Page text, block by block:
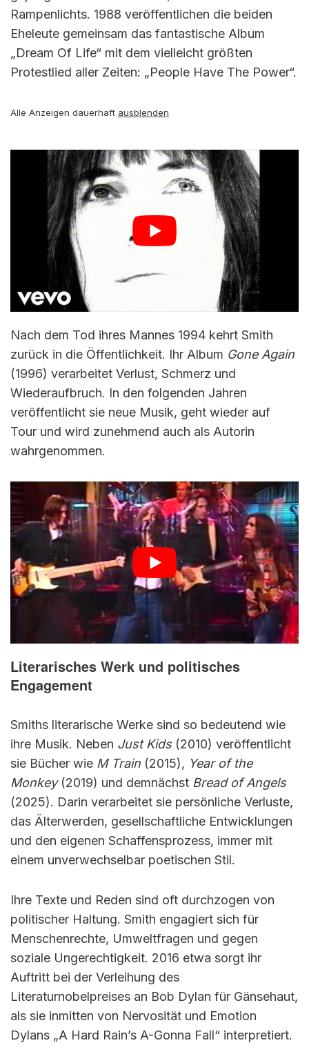
Rampenlichts. 1988 veröffentlichen die beiden
Eheleute gemeinsam das fantastische Album
„Dream Of Life“ mit dem vielleicht größten
Protestlied aller Zeiten: „People Have The Power“.
Alle Anzeigen dauerhaft ausblenden
Nach dem Tod ihres Mannes 1994 kehrt Smith
zurück in die Öffentlichkeit. Ihr Album Gone Again
(1996) verarbeitet Verlust, Schmerz und
Wiederaufbruch. In den folgenden Jahren
veröffentlicht sie neue Musik, geht wieder auf
Tour und wird zunehmend auch als Autorin
wahrgenommen.
Literarisches Werk und politisches
Engagement
Smiths literarische Werke sind so bedeutend wie
ihre Musik. Neben Just Kids(2010) veröffentlicht
sie Bücher wie M Train (2015), Year of the
Monkey(2019) und demnächst Bread of Angels
(2025). Darin verarbeitet sie persönliche Verluste,
das Älterwerden, gesellschaftliche Entwicklungen
und den eigenen Schaffensprozess, immer mit
einem unverwechselbar poetischen Stil.
Ihre Texte und Reden sind oft durchzogen von
politischer Haltung. Smith engagiert sich für
Menschenrechte, Umweltfragen und gegen
soziale Ungerechtigkeit. 2016 etwa sorgt ihr
Auftritt bei der Verleihung des
Literaturnobelpreises an Bob Dylan für Gänsehaut,
als sie inmitten von Nervosität und Emotion
Dylans „A Hard Rain’s A-Gonna Fall“ interpretiert.